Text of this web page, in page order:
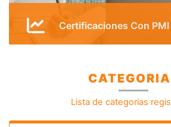
Certificaciones Con PMI
Lista de categorías